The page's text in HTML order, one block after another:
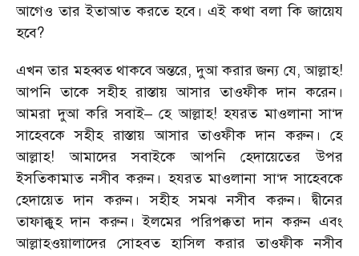
আগেও তার ইতাআত করতে হবে। এই কথা বলা কি জায়েয
হবে?
এখন তার মহব্বত থাকবে অন্তরে, দুআ করার জন্য যে, আল্লাহ!
আপনি তাকে সহীহ রাস্তায় আসার তাওফীক দান করেন।
আমরা দুআ করি সবাই– হে আল্লাহ! হযরত মাওলানা সা‘দ
সাহেবকে সহীহ রাস্তায় আসার তাওফীক দান করুন। হে
আল্লাহ! আমাদের সবাইকে আপনি হেদায়েতের উপর
ইসতিকামাত নসীব করুন। হযরত মাওলানা সা‘দ সাহেবকে
হেদায়েত দান করুন। সহীহ সমঝ নসীব করুন। দ্বীনের
তাফাক্কুহ দান করুন। ইলমের পরিপক্কতা দান করুন এবং
আল্লাহওয়ালাদের সোহবত হাসিল করার তাওফীক নসীব